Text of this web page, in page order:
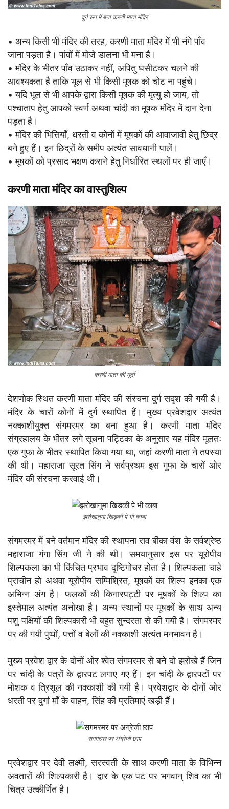
दुर्ग रूप में बना करणी माता मंदिर
• अन्य किसी भी मंदिर की तरह, करणी माता मंदिर में भी नंगे पाँव
जाना पड़ता है। पांवों में मोजे डालना भी मना है।
• मंदिर के भीतर पाँव उठाकर नहीं, अपितु घसीटकर चलने की
आवश्यकता है ताकि भूल से भी किसी मूषक को चोट ना पहुंचे।
• यदि भूल से भी आपके द्वारा किसी मूषक की मृत्यु हो जाय, तो
पश्चाताप हेतु आपको स्वर्ण अथवा चांदी का मूषक मंदिर में दान देना
पड़ता है।
• मंदिर की भित्तियाँ, धरती व कोनों में मूषकों की आवाजावी हेतु छिद्र
बने हुए हैं। इन छिद्रों के समीप अत्यंत सावधानी पालें।
• मूषकों को प्रसाद भक्षण कराने हेतु निर्धारित स्थलों पर ही जाएँ।
करणी माता मंदिर का वास्तुशिल्प
करणी माता की मूर्ती
देशणोक स्थित करणी माता मंदिर की संरचना दुर्ग सदृश की गयी है।
मंदिर के चारों कोनों में दुर्ग स्थापित हैं। मुख्य प्रवेशद्वार अत्यंत
नक्काशीयुक्त संगमरमर का बना हुआ है। करणी माता मंदिर
संग्रहालय के भीतर लगे सूचना पट्टिका के अनुसार यह मंदिर मूलतः
एक गुफा के भीतर स्थापित किया गया था, जहां करणी माता ने तपस्या
की थी। महाराजा सूरत सिंग ने सर्वप्रथम इस गुफा के चारों ओर
मंदिर की संरचना करवाई थी।
झरोखानुमा खिड़की पे भी काबा
संगमरमर में बने वर्तमान मंदिर की स्थापना राव बीका वंश के सर्वश्रेष्ठ
महाराजा गंगा सिंग जी ने की थी। समयानुसार इस पर यूरोपीय
शिल्पकला का भी किंचित प्रभाव दृष्टिगोचर होता है। शिल्पकला चाहे
प्राचीन हो अथवा यूरोपीय सम्मिश्रित, मूषकों का शिल्प इनका एक
अभिन्न अंग है। फलकों की किनारपट्टी पर मूषकों के शिल्प का
इस्तेमाल अत्यंत अनोखा है। अन्य स्थानों पर मूषकों के साथ अन्य
पशु पक्षियों की शिल्पकारी भी बहुत सुन्दरता से की गयी है। संगमरमर
पर की गयी पुष्पों, पत्तों व बेलों की नक्काशी अत्यंत मनभावन है।
मुख्य प्रवेश द्वार के दोनों ओर श्वेत संगमरमर से बने दो झरोखे हैं जिन
पर चांदी के पत्रों के द्वारपट लगाए गए हैं। इन चांदी के द्वारपटों पर
मोशक व त्रिशूल की नक्काशी की गयी है। प्रवेशद्वार के दोनों ओर
धरती पर दुर्गा माँ के वाहन, सिंह की प्रतिमाएं खड़ी हैं।
सगमरमर पर अंग्रेजी छाप
प्रवेशद्वार पर देवी लक्ष्मी, सरस्वती के साथ करणी माता के विभिन्न
अवतारों की शिल्पकारी है। द्वार के एक पट पर भगवान् शिव का भी
चित्र उत्कीर्णित है।